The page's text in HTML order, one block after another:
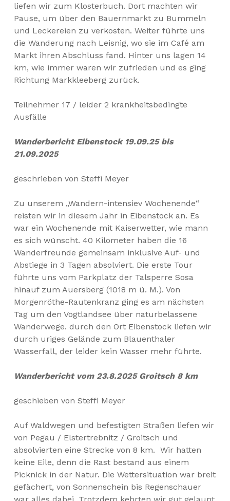
liefen wir zum Klosterbuch. Dort machten wir
Pause, um über den Bauernmarkt zu Bummeln
und Leckereien zu verkosten. Weiter führte uns
die Wanderung nach Leisnig, wo sie im Café am
Markt ihren Abschluss fand. Hinter uns lagen 14
km, wie immer waren wir zufrieden und es ging
Richtung Markkleeberg zurück.
Teilnehmer 17 / leider 2 krankheitsbedingte
Ausfälle
Wanderbericht Eibenstock 19.09.25 bis
21.09.2025
geschrieben von Steffi Meyer
Zu unserem „Wandern-intensiev Wochenende“
reisten wir in diesem Jahr in Eibenstock an. Es
war ein Wochenende mit Kaiserwetter, wie mann
es sich wünscht. 40 Kilometer haben die 16
Wanderfreunde gemeinsam inklusive Auf- und
Abstiege in 3 Tagen absolviert. Die erste Tour
führte uns vom Parkplatz der Talsperre Sosa
hinauf zum Auersberg (1018 m ü. M.). Von
Morgenröthe-Rautenkranz ging es am nächsten
Tag um den Vogtlandsee über naturbelassene
Wanderwege. durch den Ort Eibenstock liefen wir
durch uriges Gelände zum Blauenthaler
Wasserfall, der leider kein Wasser mehr führte.
Wanderbericht vom 23.8.2025 Groitsch 8 km
geschieben von Steffi Meyer
Auf Waldwegen und befestigten Straßen liefen wir
von Pegau / Elstertrebnitz / Groitsch und
absolvierten eine Strecke von 8 km. Wir hatten
keine Eile, denn die Rast bestand aus einem
Picknick in der Natur. Die Wettersituation war breit
gefächert, von Sonnenschein bis Regenschauer
war alles dabei. Trotzdem kehrten wir gut gelaunt